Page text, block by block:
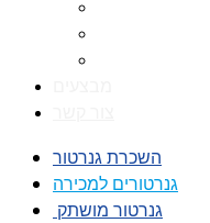
השכרת גנרטור
גנרטורים למכירה
גנרטור מושתק